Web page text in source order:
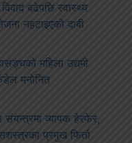
बढेपछि स्वास्थ्य
नहटाइएको दाबी
महिला उद्यमी
मनोनित
संयन्त्रमा व्यापक हेरफेर,
प्रमुख फिर्ता